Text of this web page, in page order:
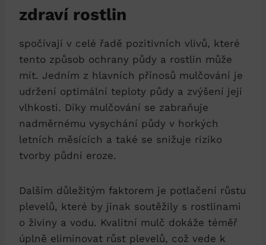
zdraví rostlin
spočívají v celé řadě pozitivních vlivů, které
tento způsob ochrany půdy a rostlin může
mít. Jedním z hlavních přínosů mulčování je
udržení optimální teploty půdy a zvýšení její
vlhkosti. Díky mulčování se zabraňuje
nadměrnému vysychání půdy v horkých
letních měsících a také se snižuje riziko
tvorby půdní eroze.
Dalším důležitým faktorem je potlačení růstu
plevelů, které by jinak soutěžily s rostlinami
o živiny a vodu. Kvalitní mulč dokáže téměř
úplně eliminovat růst plevelů, což vede k